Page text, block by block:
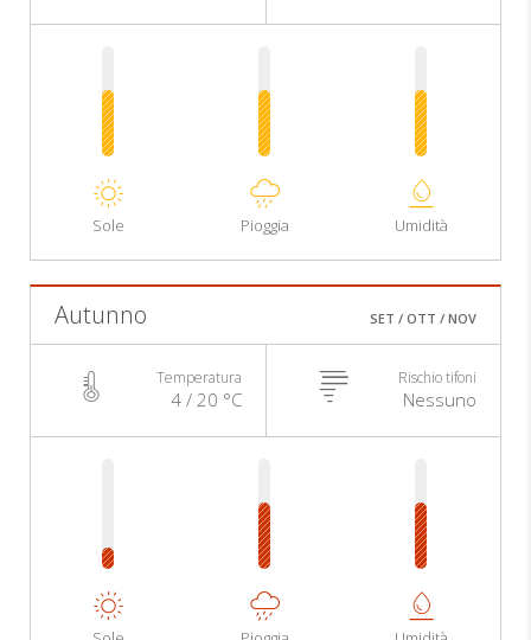
Sole Pioggia Umidità
Autunno SET / OTT / NOV
Temperatura
4 / 20 °C
Rischio tifoni
Nessuno